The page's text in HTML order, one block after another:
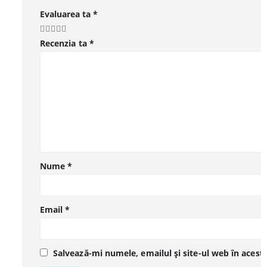
Evaluarea ta *
Recenzia ta *
Nume*
Email*
Salvează-mi numele, emailul și site-ul web în